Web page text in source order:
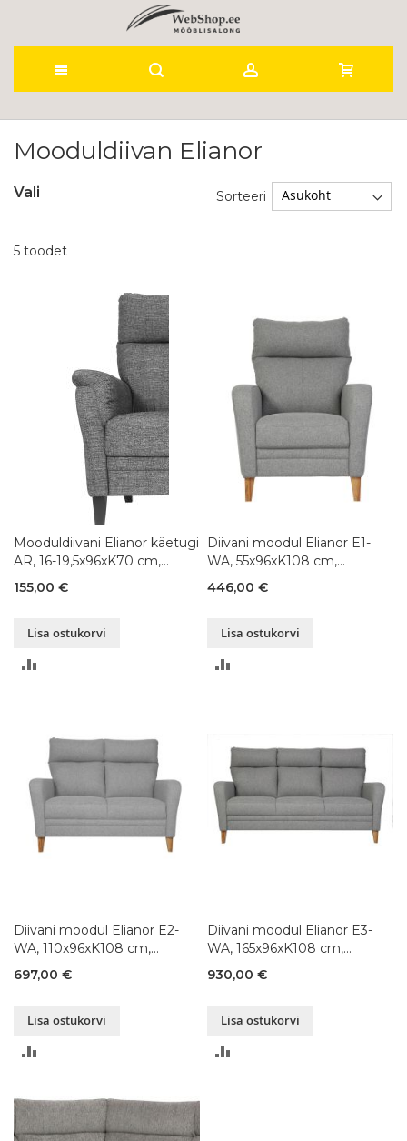
toMooduldiivan Elianor
5 toodet
Sorteeri
Mooduldiivani Elianor käetugi
AR, 16-19,5x96xK70 cm,
värvivalik
155,00 €
Lisa ostukorvi
Diivani moodul Elianor E1-
WA, 55x96xK108 cm,
värvivalik
446,00 €
Lisa ostukorvi
Diivani moodul Elianor E2-
WA, 110x96xK108 cm,
värvivalik
697,00 €
Lisa ostukorvi
Diivani moodul Elianor E3-
WA, 165x96xK108 cm,
värvivalik
930,00 €
Lisa ostukorvi
Vali